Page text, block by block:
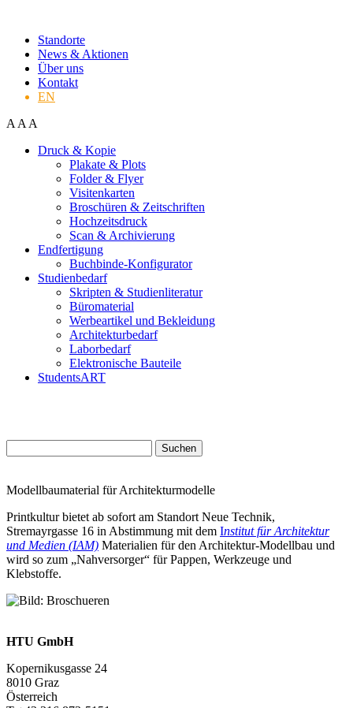
Standorte
News & Aktionen
Über uns
Kontakt
EN
A A A
Druck & Kopie
Plakate & Plots
Folder & Flyer
Visitenkarten
Broschüren & Zeitschriften
Hochzeitsdruck
Scan & Archivierung
Endfertigung
Buchbinde-Konfigurator
Studienbedarf
Skripten & Studienliteratur
Büromaterial
Werbeartikel und Bekleidung
Architekturbedarf
Laborbedarf
Elektronische Bauteile
StudentsART
nach:
Modellbaumaterial für Architekturmodelle
Printkultur bietet ab sofort am Standort Neue Technik,
Stremayrgasse 16 in Abstimmung mit dem Institut für Architektur
und Medien (IAM) Materialien für den Architektur-Modellbau und
wird so zum „Nahversorger“ für Pappen, Werkzeuge und
Klebstoffe.
HTU GmbH
Kopernikusgasse 24
8010 Graz
Österreich